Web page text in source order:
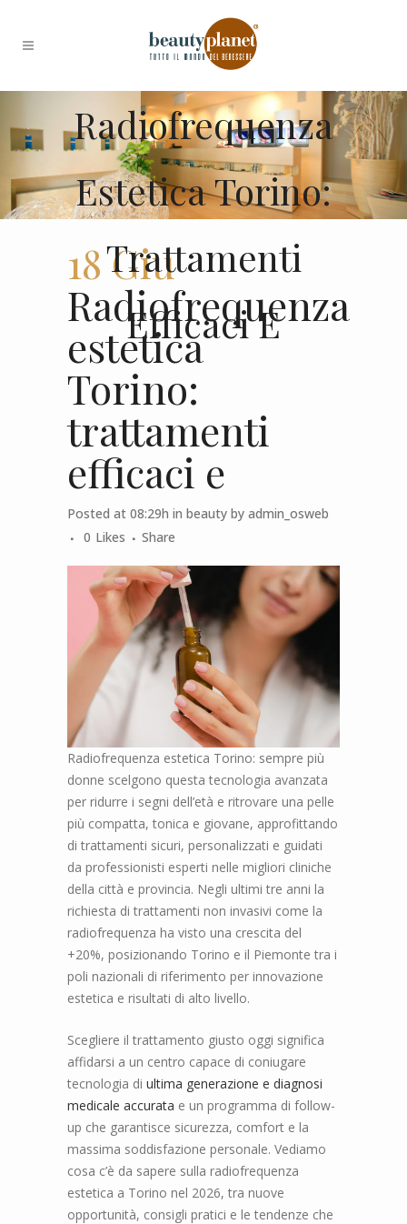
Radiofrequenza
Estetica Torino:
Trattamenti
Efficaci E
18 Giu
Radiofrequenza
estetica
Torino:
trattamenti
efficaci e
Posted at 08:29h in beauty by admin_osweb
0 Likes Share
Radiofrequenza estetica Torino: sempre più
donne scelgono questa tecnologia avanzata
per ridurre i segni dell’età e ritrovare una pelle
più compatta, tonica e giovane, approfittando
di trattamenti sicuri, personalizzati e guidati
da professionisti esperti nelle migliori cliniche
della città e provincia. Negli ultimi tre anni la
richiesta di trattamenti non invasivi come la
radiofrequenza ha visto una crescita del
+20%, posizionando Torino e il Piemonte tra i
poli nazionali di riferimento per innovazione
estetica e risultati di alto livello.
Scegliere il trattamento giusto oggi significa
affidarsi a un centro capace di coniugare
tecnologia di ultima generazione e diagnosi
medicale accurata e un programma di follow-
up che garantisce sicurezza, comfort e la
massima soddisfazione personale. Vediamo
cosa c’è da sapere sulla radiofrequenza
estetica a Torino nel 2026, tra nuove
opportunità, consigli pratici e le tendenze che